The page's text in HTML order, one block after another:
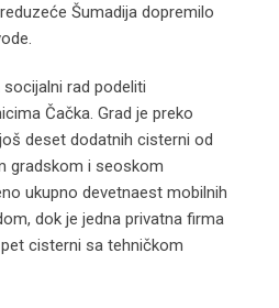
Šumadija dopremilo
rad podeliti
Čačka. Grad je preko
deset dodatnih cisterni od
gradskom i seoskom
ukupno devetnaest mobilnih
dok je jedna privatna firma
cisterni sa tehničkom